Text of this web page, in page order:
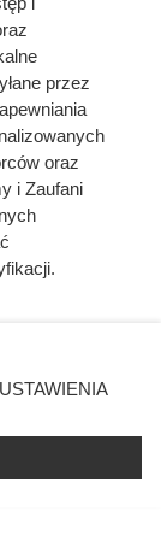
przez
oraz
i Zaufani
zgody
takiemu
tylko
USTAWIENIA